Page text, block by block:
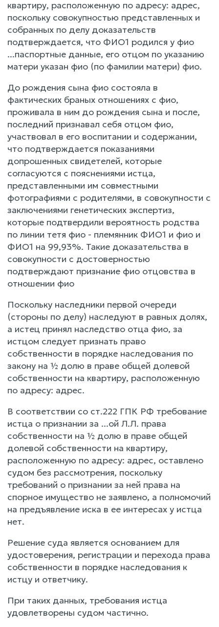
квартиру, расположенную по адресу: адрес,
поскольку совокупностью представленных и
собранных по делу доказательств
подтверждается, что ФИО1 родился у фио
...паспортные данные, его отцом по указанию
матери указан фио (по фамилии матери) фио.
До рождения сына фио состояла в
фактических браных отношениях с фио,
проживала в ним до рождения сына и после,
последний признавал себя отцом фио,
участвовал в его воспитании и содержании,
что подтверждается показаниями
допрошенных свидетелей, которые
согласуются с пояснениями истца,
представленными им совместными
фотографиями с родителями, в совокупности с
заключениями генетических экспертиз,
которые подтвердили вероятность родства
по линии тетя фио - племянник ФИО1 и фио и
ФИО1 на 99,93%. Такие доказательства в
совокупности с достоверностью
подтверждают признание фио отцовства в
отношении фио
Поскольку наследники первой очереди
(стороны по делу) наследуют в равных долях,
а истец принял наследство отца фио, за
истцом следует признать право
собственности в порядке наследования по
закону на ½ долю в праве общей долевой
собственности на квартиру, расположенную
по адресу: адрес.
В соответствии со ст.222 ГПК РФ требование
истца о признании за ...ой Л.Л. права
собственности на ½ долю в праве общей
долевой собственности на квартиру,
расположенную по адресу: адрес, оставлено
судом без рассмотрения, поскольку
требований о признании за ней права на
спорное имущество не заявлено, а полномочий
на предъявление иска в ее интересах у истца
нет.
Решение суда является основанием для
удостоверения, регистрации и перехода права
собственности в порядке наследования к
истцу и ответчику.
При таких данных, требования истца
удовлетворены судом частично.